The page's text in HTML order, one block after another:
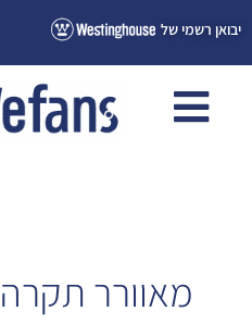
לתוכן
יבואן רשמי של
מאוורר